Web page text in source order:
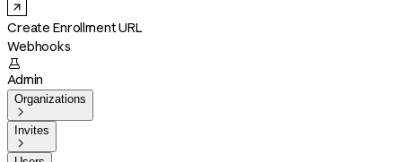
Create Enrollment URL
Webhooks

Admin
Organizations

Invites
